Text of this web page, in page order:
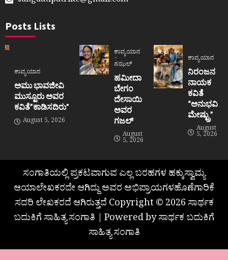
Posts Lists
ಕಾವ್ಯಯಾನ
ಅಮು ಭಾವಜೀವಿ
ಮುಸ್ಟೂರು ಅವರ
ಕವಿತೆ”ಕಾಡಿಸದಿರು”
August 5, 2026
ಕಾವ್ಯಯಾನ
ಗಝಲ್
ಹಮೀದಾ
ಬೇಗಂ
ದೇಸಾಯಿ
ಅವರ
ಗಜಲ್
August
5, 2026
ಕಾವ್ಯಯಾನ
ನಿರಂಜನ
ನಾಯಕ
ಕವಿತೆ
“ಅನುಭವಿ
ಮೇಷ್ಟ್ರು”
August
5, 2026
ಸಂಗಾತಿಯಲ್ಲಿ ಪ್ರಕಟವಾಗುವ ಎಲ್ಲ ಬರಹಗಳ ಹಕ್ಕುಸ್ವಾಮ್ಯ
ಆಯಾಲೇಖಕರದೇ ಆಗಿದ್ದು ಅವರ ಅಭಿಪ್ರಾಯಗಳಹೊಣೆಗಾರಿಕೆ
ಸದರಿ ಲೇಖಕರದೆ ಆಗಿರುತ್ತದೆ Copyright © 2026 ಸಾರ್ಥಕ
ಬದುಕಿಗೆ ಸಾಹಿತ್ಯ ಸಂಗಾತಿ | Powered by ಸಾರ್ಥಕ ಬದುಕಿಗೆ
ಸಾಹಿತ್ಯ ಸಂಗಾತಿ